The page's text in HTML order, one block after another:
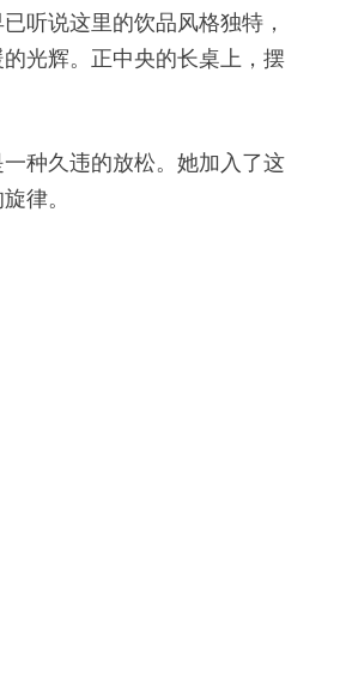
听说这里的饮品风格独特，
光辉。正中央的长桌上，摆
种久违的放松。她加入了这
律。